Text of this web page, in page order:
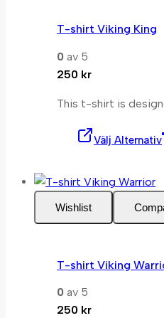
T-shirt Viking King
0 av 5
250 kr
This t-shirt is
Välj Alternativ
Wishlist
T-shirt Viking
0 av 5
250 kr